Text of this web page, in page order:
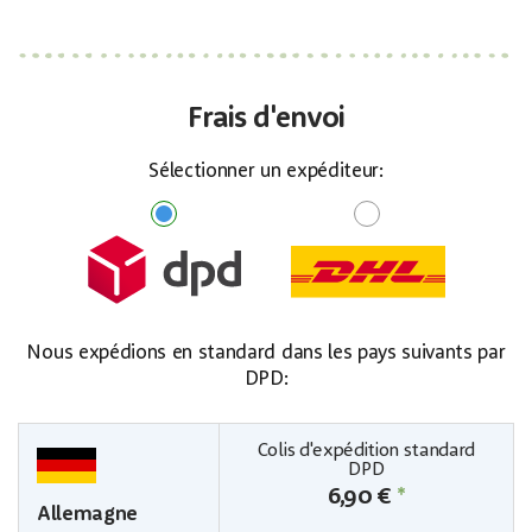
Frais d'envoi
Sélectionner un expéditeur:
Nous expédions en standard dans les pays suivants par
DPD:
Allemagne
6,90 € *